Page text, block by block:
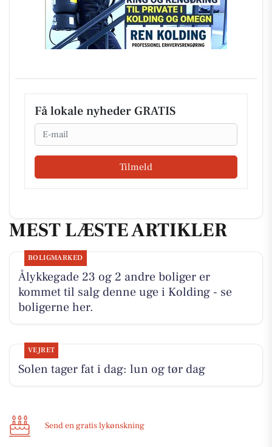
Få lokale nyheder GRATIS
Email
Tilmeld
MEST LÆSTE ARTIKLER
BOLIGMARKED
Ålykkegade 23 og 2 andre boliger er
kommet til salg denne uge i Kolding - se
boligerne her.
VEJRET
Solen tager fat i dag: lun og tør dag
Send en gratis lykønskning